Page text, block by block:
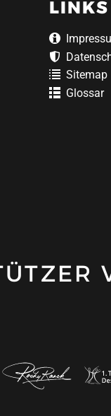
LINKS
Sitemap
Glossar